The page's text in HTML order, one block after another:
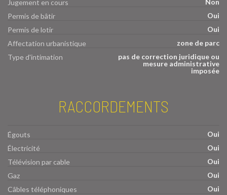
Jugement en cours
Permis de bâtir
Oui
Permis de lotir
Oui
Affectation urbanistique
zone de parc
Type d'intimation
pas de correction juridique ou
mesure administrative
imposée
RACCORDEMENTS
Égouts
Oui
Électricité
Oui
Télévision par cable
Oui
Gaz
Oui
Câbles téléphoniques
Oui